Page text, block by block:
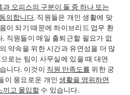
오피스의 구분이 둘 중 하나 또는
의합니다. 직원들은 개인 생활에 맞
이 되기 때문에 하이브리드 업무 환
직원들이 매일 출퇴근할 필요가 없
약속을 위한 시간과 유연성을 더 많
로는 팀이 사무실에 있을 때 대면
니다. 이것이 직원 만족도를 위한 궁
이 풍요로운 개인생활을 영위하면
끼고 몰입할수 있습니다.